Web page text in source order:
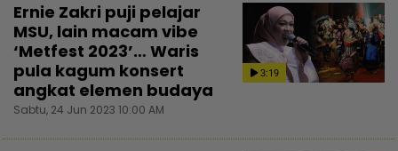
3:19
Ernie Zakri puji pelajar
MSU, lain macam vibe
‘Metfest 2023’… Waris
pula kagum konsert
angkat elemen budaya
Sabtu, 24 Jun 2023 10:00 AM